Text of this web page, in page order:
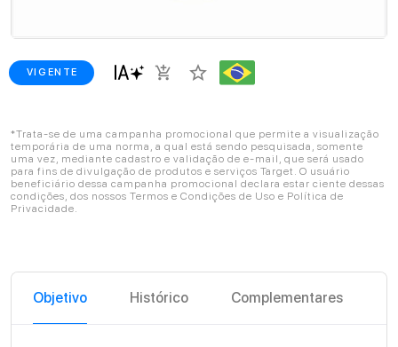
VIGENTE add_shopping_cart star_border
*Trata-se de uma campanha promocional que permite a visualização
temporária de uma norma, a qual está sendo pesquisada, somente
uma vez, mediante cadastro e validação de e-mail, que será usado
para fins de divulgação de produtos e serviços Target. O usuário
beneficiário dessa campanha promocional declara estar ciente dessas
condições, dos nossos Termos e Condições de Uso e Política de
Privacidade.
Objetivo Histórico Complementares